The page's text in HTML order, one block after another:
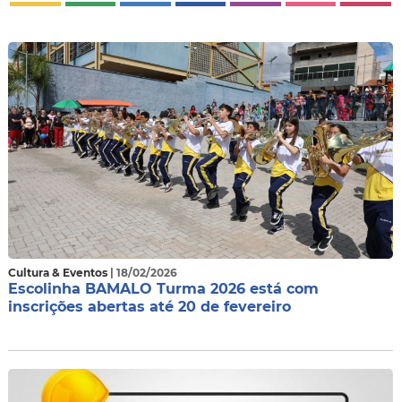
Cultura & Eventos | 18/02/2026
Escolinha BAMALO Turma 2026 está com
inscrições abertas até 20 de fevereiro